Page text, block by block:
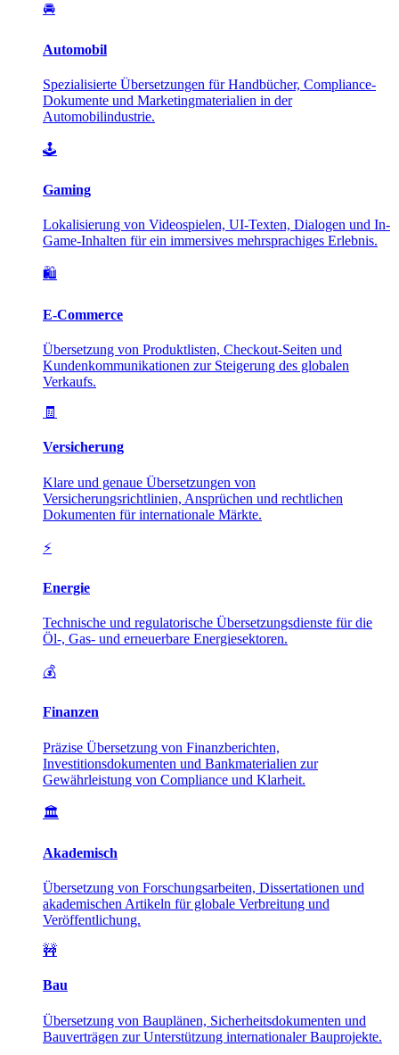
🚘
Automobil
Spezialisierte Übersetzungen für Handbücher, Compliance-
Dokumente und Marketingmaterialien in der
Automobilindustrie.
🕹️
Gaming
Lokalisierung von Videospielen, UI-Texten, Dialogen und In-
Game-Inhalten für ein immersives mehrsprachiges Erlebnis.
🛍️
E-Commerce
Übersetzung von Produktlisten, Checkout-Seiten und
Kundenkommunikationen zur Steigerung des globalen
Verkaufs.
🧾
Versicherung
Klare und genaue Übersetzungen von
Versicherungsrichtlinien, Ansprüchen und rechtlichen
Dokumenten für internationale Märkte.
⚡
Energie
Technische und regulatorische Übersetzungsdienste für die
Öl-, Gas- und erneuerbare Energiesektoren.
💰
Finanzen
Präzise Übersetzung von Finanzberichten,
Investitionsdokumenten und Bankmaterialien zur
Gewährleistung von Compliance und Klarheit.
🏛️
Akademisch
Übersetzung von Forschungsarbeiten, Dissertationen und
akademischen Artikeln für globale Verbreitung und
Veröffentlichung.
🚧
Bau
Übersetzung von Bauplänen, Sicherheitsdokumenten und
Bauverträgen zur Unterstützung internationaler Bauprojekte.